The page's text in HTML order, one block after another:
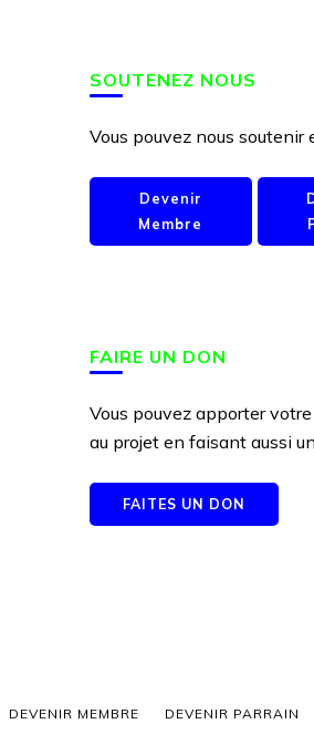
SOUTENEZ NOUS
Vous pouvez nous soutenir
Devenir
Membre
FAIRE UN DON
Vous pouvez apporter
au projet en faisant aussi
FAITES UN DON
DEVENIR MEMBRE DEVENIR PARRAIN